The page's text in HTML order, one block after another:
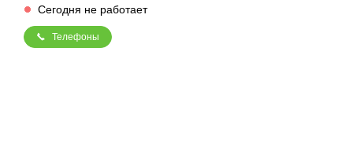
Сегодня не работает
Телефоны